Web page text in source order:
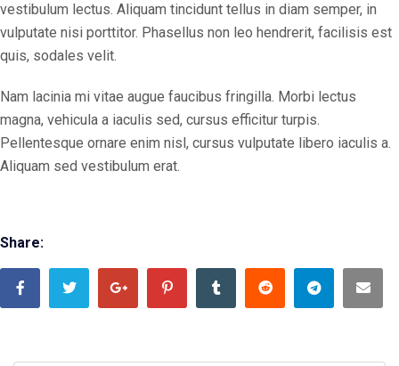
vestibulum lectus. Aliquam tincidunt tellus in diam semper, in
vulputate nisi porttitor. Phasellus non leo hendrerit, facilisis est
quis, sodales velit.
Nam lacinia mi vitae augue faucibus fringilla. Morbi lectus
magna, vehicula a iaculis sed, cursus efficitur turpis.
Pellentesque ornare enim nisl, cursus vulputate libero iaculis a.
Aliquam sed vestibulum erat.
Share: